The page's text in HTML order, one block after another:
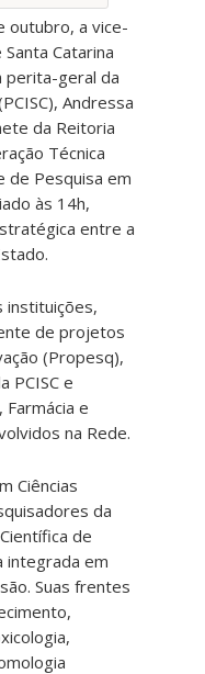
outubro, a vice-
Catarina
perita-geral da
Andressa
da Reitoria
Técnica
de Pesquisa em
às 14h,
entre a
instituições,
de projetos
(Propesq),
PCISC e
e
na Rede.
Ciências
da
de
integrada em
Suas frentes